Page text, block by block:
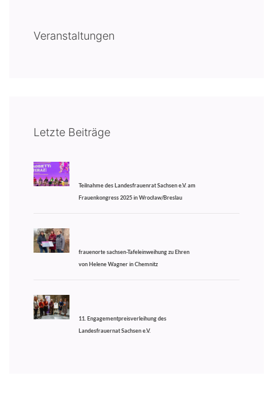
Veranstaltungen
Letzte Beiträge
Teilnahme des Landesfrauenrat Sachsen e.V. am
Frauenkongress 2025 in Wrocław/Breslau
frauenorte sachsen-Tafeleinweihung zu Ehren
von Helene Wagner in Chemnitz
11. Engagementpreisverleihung des
Landesfrauernat Sachsen e.V.